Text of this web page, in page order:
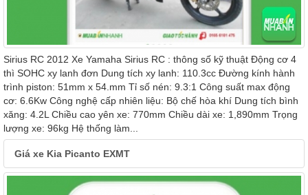
Sirius RC 2012 Xe Yamaha Sirius RC : thông số kỹ thuật Động cơ 4
thì SOHC xy lanh đơn Dung tích xy lanh: 110.3cc Đường kính hành
trình piston: 51mm x 54.mm Tỉ số nén: 9.3:1 Công suất max động
cơ: 6.6Kw Công nghệ cấp nhiên liệu: Bộ chế hòa khí Dung tích bình
xăng: 4.2L Chiều cao yên xe: 770mm Chiều dài xe: 1,890mm Trọng
lượng xe: 96kg Hệ thống làm...
Giá xe Kia Picanto EXMT